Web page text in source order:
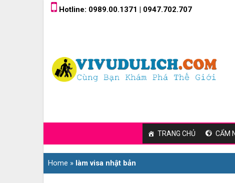
Skip Hotline: 0989.00.1371 | 0947.702.707
TRANG CHỦ CẨM
Home » làm visa nhật bản